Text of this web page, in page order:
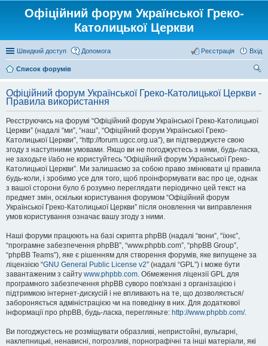
Офіційний форум Української Греко-
Католицької Церкви
Швидкий доступ Допомога Вхід
Реєстрація
Список форумів
Офіційний форум Української Греко-Католицької Церкви -
Правила використання
Реєструючись на форумі “Офіційний форум Української Греко-Католицької
Церкви” (надалі “ми”, “наш”, “Офіційний форум Української Греко-
Католицької Церкви”, “http://forum.ugcc.org.ua”), ви підтверджуєте свою
згоду з наступними умовами. Якщо ви не погоджуєтесь з ними, будь-ласка,
не заходьте і/або не користуйтесь “Офіційний форум Української Греко-
Католицької Церкви”. Ми залишаємо за собою право змінювати ці правила
будь-коли, і зробимо усе для того, щоб проінформувати вас про це, однак
з вашої сторони було б розумно переглядати періодично цей текст на
предмет змін, оскільки користування форумом “Офіційний форум
Української Греко-Католицької Церкви” після оновлення чи виправлення
умов користування означає вашу згоду з ними.
Наші форуми працюють на базі скрипта phpBB (надалі “вони”, “їхнє”,
“програмне забезпечення phpBB”, “www.phpbb.com”, “phpBB Group”,
“phpBB Teams”), яке є рішенням для створення форумів, яке випущене за
ліцензією “GNU General Public License v2” (надалі “GPL”) і може бути
завантаженим з сайту www.phpbb.com. Обмеження ліцензії GPL для
програмного забезпечення phpBB суворо пов'язані з організацією і
підтримкою інтернет-дискусій і не впливають на те, що дозволяється/
забороняється адміністрацією чи на поведінку в них. Для додаткової
інформації про phpBB, будь-ласка, перегляньте: http://www.phpbb.com/.
Ви погоджуєтесь не розміщувати образливі, непристойні, вульгарні,
наклепницькі, ненависні, погрозливі, порнографічні та інші матеріали, які